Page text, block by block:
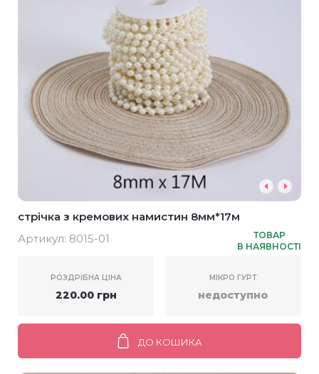
стрічка з кремових намистин 8мм*17м
Артикул: 8015-01
ТОВАР
В НАЯВНОСТІ
РОЗДРІБНА ЦІНА
220.00 грн
МІКРО ГУРТ
недоступно
ДО КОШИКА